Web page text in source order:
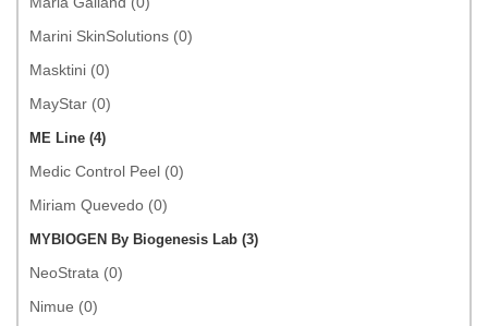
Marini SkinSolutions (0)
Masktini (0)
MayStar (0)
ME Line (4)
Medic Control Peel (0)
Miriam Quevedo (0)
MYBIOGEN By Biogenesis Lab (3)
NeoStrata (0)
Nimue (0)